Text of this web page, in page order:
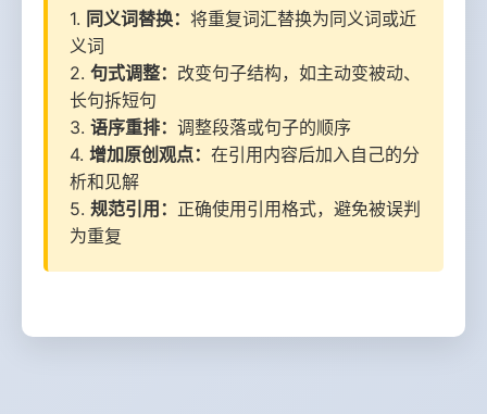
1. 同义词替换： 将重复词汇替换为同义词或近
义词
2. 句式调整： 改变句子结构，如主动变被动、
长句拆短句
3. 语序重排： 调整段落或句子的顺序
4. 增加原创观点： 在引用内容后加入自己的分
析和见解
5. 规范引用： 正确使用引用格式，避免被误判
为重复